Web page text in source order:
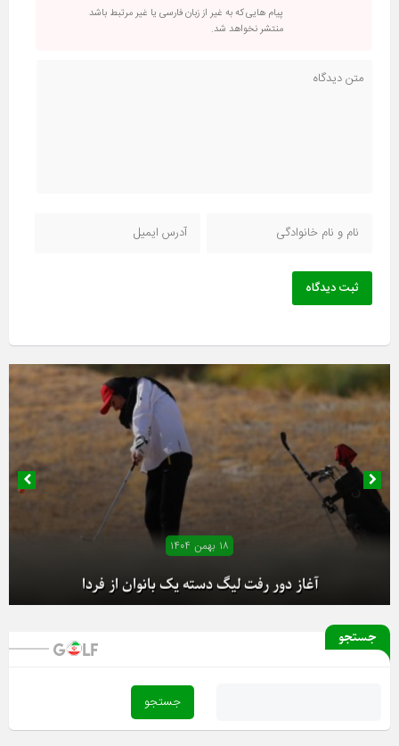
پیام هایی که به غیر از زبان فارسی یا غیر مرتبط باشد
منتشر نخواهد شد.
ثبت دیدگاه
۱۸ بهمن ۱۴۰۴
آغاز دور رفت لیگ دسته یک بانوان از فردا
جستجو